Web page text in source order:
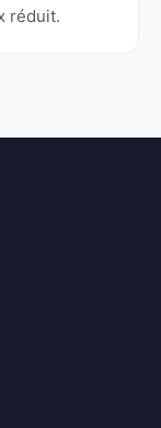
réduit.